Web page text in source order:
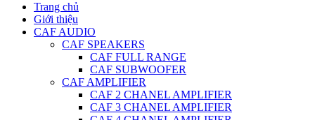
Trang chủ
Giới thiệu
CAF AUDIO
CAF SPEAKERS
CAF FULL RANGE
CAF SUBWOOFER
CAF AMPLIFIER
CAF 2 CHANEL AMPLIFIER
CAF 3 CHANEL AMPLIFIER